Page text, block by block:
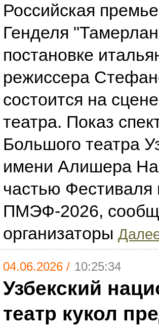
Российская
Генделя
постановке
режиссера
состоится на
театра. Показ
Большого театра
имени Алишера
частью Фестиваля
ПМЭФ-2026,
организаторы
04.06.2026 / 10:25:34
Узбекский
театр кукол